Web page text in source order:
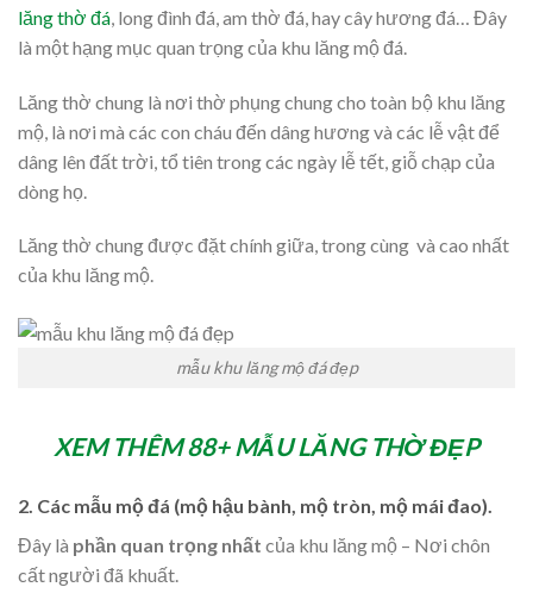
lăng thờ đá , long đình đá, am thờ đá, hay cây hương đá… Đây
là một hạng mục quan trọng của khu lăng mộ đá.
Lăng thờ chung là nơi thờ phụng chung cho toàn bộ khu lăng
mộ, là nơi mà các con cháu đến dâng hương và các lễ vật để
dâng lên đất trời, tổ tiên trong các ngày lễ tết, giỗ chạp của
dòng họ.
Lăng thờ chung được đặt chính giữa, trong cùng và cao nhất
của khu lăng mộ.
mẫu khu lăng mộ đá đẹp
XEM THÊM 88+ MẪU LĂNG THỜ ĐẸP
2. Các mẫu mộ đá (mộ hậu bành, mộ tròn, mộ mái đao).
Đây là phần quan trọng nhất của khu lăng mộ – Nơi chôn
cất người đã khuất.